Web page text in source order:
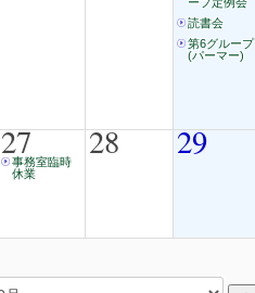
読書会
第6グループ
(パーマー)
27
事務室臨時
休業
28 29